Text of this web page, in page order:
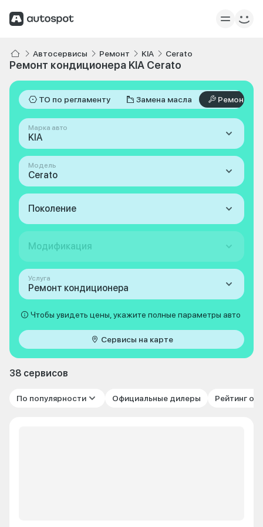
Автосервисы Ремонт KIA Cerato
Ремонт кондиционера KIA Cerato
ТО по регламенту Замена масла Ремонт
Марка авто
KIA
Модель
Cerato
Поколение
Модификация
Услуга
Ремонт кондиционера
Чтобы увидеть цены, укажите полные параметры авто
Сервисы на карте
38 сервисов
По популярности Официальные дилеры Рейтинг